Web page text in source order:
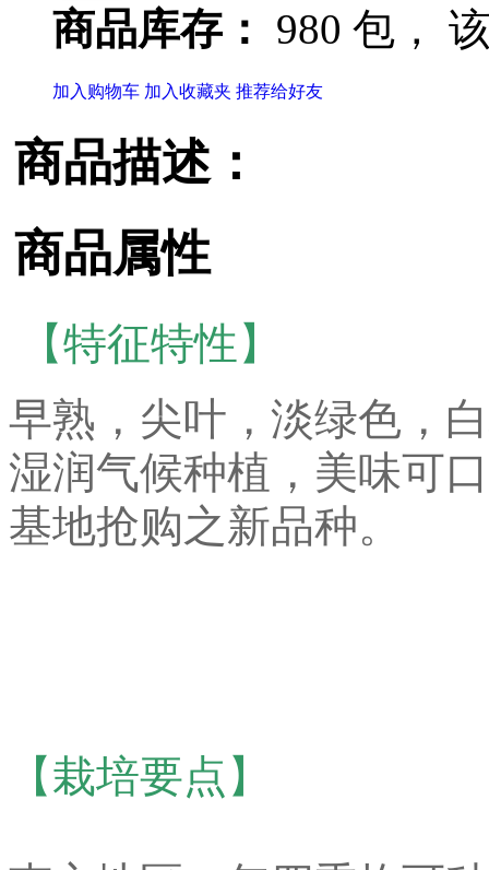
商品库存： 980 包，
加入购物车 加入收藏夹 推荐给好友
商品描述：
商品属性
【特征特性】
早熟，尖叶，淡绿色，
湿润气候种植，美味可
基地抢购之新品种。
【栽培要点】